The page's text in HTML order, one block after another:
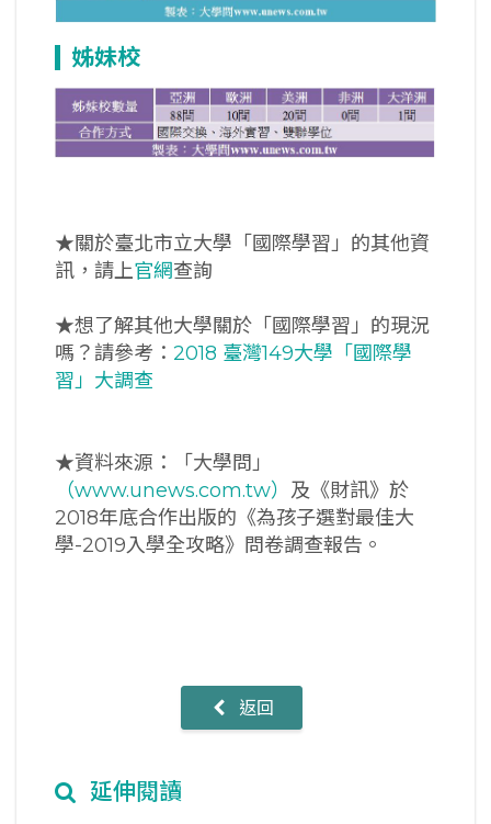
姊妹校
★關於臺北市立大學「國際學習」的其他資
訊，請上官網查詢
★想了解其他大學關於「國際學習」的現況
嗎？請參考： 2018 臺灣149大學「國際學
習」大調查
★資料來源：「大學問」
（www.unews.com.tw） 及《財訊》於
2018年底合作出版的《為孩子選對最佳大
學-2019入學全攻略》問卷調查報告。
返回
延伸閱讀